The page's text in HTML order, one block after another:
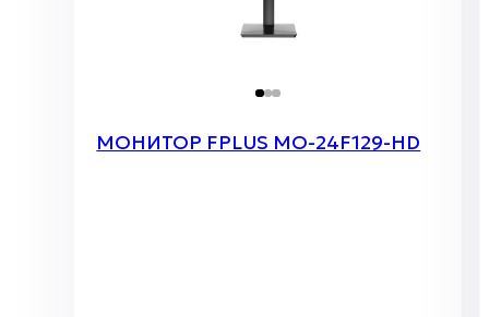
МОНИТОР FPLUS MO-24F129-HD